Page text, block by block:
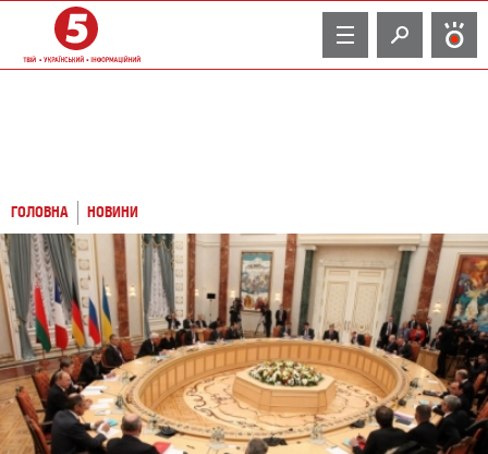
TV
ГОЛОВНА НОВИНИ